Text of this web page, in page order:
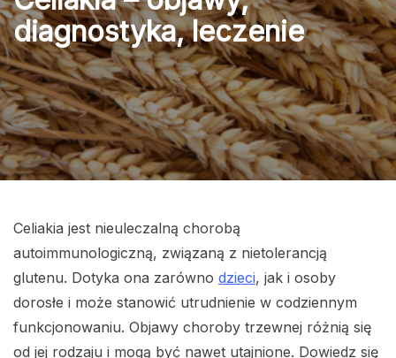
diagnostyka, leczenie
Celiakia jest nieuleczalną chorobą
autoimmunologiczną, związaną z nietolerancją
glutenu. Dotyka ona zarówno dzieci, jak i osoby
dorosłe i może stanowić utrudnienie w codziennym
funkcjonowaniu. Objawy choroby trzewnej różnią się
od jej rodzaju i mogą być nawet utajnione. Dowiedz się